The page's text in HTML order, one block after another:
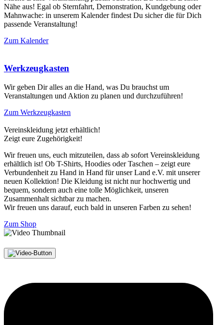
Nähe aus! Egal ob Sternfahrt, Demonstration, Kundgebung oder
Mahnwache: in unserem Kalender findest Du sicher die für Dich
passende Veranstaltung!
Zum Kalender
Werkzeugkasten
Wir geben Dir alles an die Hand, was Du brauchst um
Veranstaltungen und Aktion zu planen und durchzuführen!
Zum Werkzeugkasten
Vereinskleidung jetzt erhältlich!
Zeigt eure Zugehörigkeit!
Wir freuen uns, euch mitzuteilen, dass ab sofort Vereinskleidung
erhältlich ist! Ob T-Shirts, Hoodies oder Taschen – zeigt eure
Verbundenheit zu Hand in Hand für unser Land e.V. mit unserer
neuen Kollektion! Die Kleidung ist nicht nur hochwertig und
bequem, sondern auch eine tolle Möglichkeit, unseren
Zusammenhalt sichtbar zu machen.
Wir freuen uns darauf, euch bald in unseren Farben zu sehen!
Zum Shop